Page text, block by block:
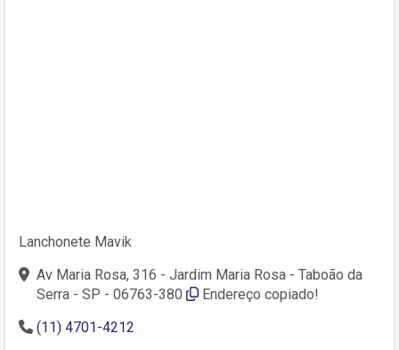
Lanchonete Mavik
Av Maria Rosa, 316 - Jardim Maria Rosa - Taboão da
Serra - SP - 06763-380
Endereço copiado!
(11) 4701-4212